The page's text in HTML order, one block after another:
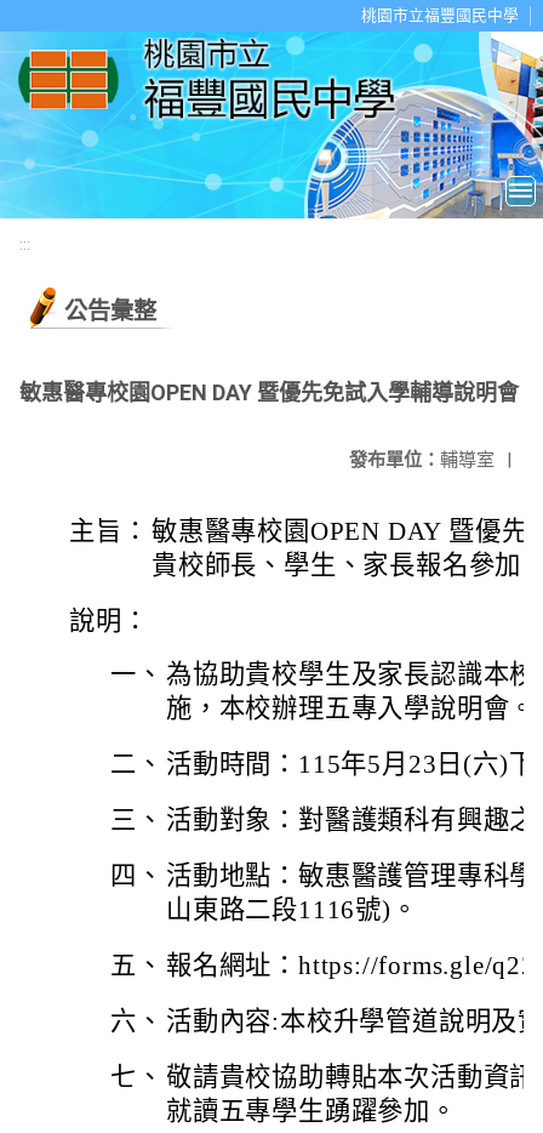
桃園市立福豐國民中學
:::
公告彙整
敏惠醫專校園OPEN DAY 暨優先免試入學輔導說明會
發布單位： 輔導室 |
主旨： 敏惠醫專校園OPEN DAY 暨優先
貴校師長、學生、家長報名參加
說明：
一、 為協助貴校學生及家長認識本
施，本校辦理五專入學說明會。
二、 活動時間：115年5月23日(六)
三、 活動對象：對醫護類科有興趣
四、 活動地點：敏惠醫護管理專科
山東路二段1116號)。
五、 報名網址：https://forms.gle/
六、 活動內容:本校升學管道說明及
七、 敬請貴校協助轉貼本次活動資
就讀五專學生踴躍參加。